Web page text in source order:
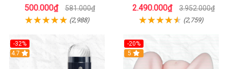
nam
500.000₫ 581.000₫
(2,988)
Điều Khiển
2.490.000₫ 3.952.000₫
(2,759)
-32%
Hot
4.7
-20%
Hot
5